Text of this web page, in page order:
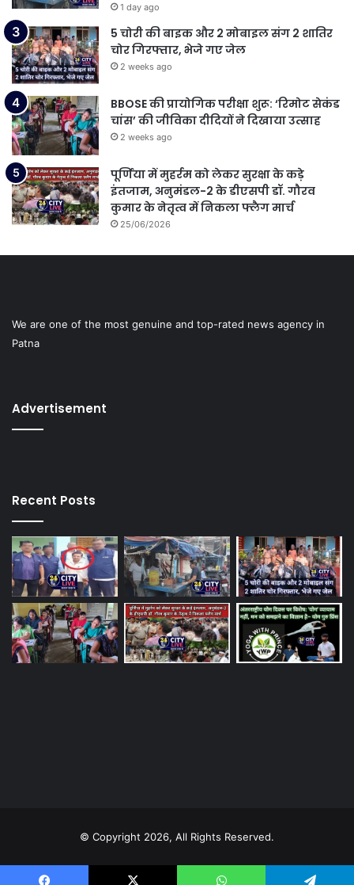
1 day ago
5 चोरी की बाइक और 2 मोबाइल संग 2 शातिर
चोर गिरफ्तार, भेजे गए जेल
2 weeks ago
BBOSE की प्रायोगिक परीक्षा शुरू: ‘रिमोट सेकंड
चांस’ की जीविका दीदियों ने दिखाया उत्साह
2 weeks ago
पूर्णिया में मुहर्रम को लेकर सुरक्षा के कड़े
इंतजाम, अनुमंडल-2 के डीएसपी डॉ. गौरव
कुमार के नेतृत्व में निकला फ्लैग मार्च
25/06/2026
We are one of the most genuine and top-rated news agency in
Patna
Advertisement
Recent Posts
© Copyright 2026, All Rights Reserved.